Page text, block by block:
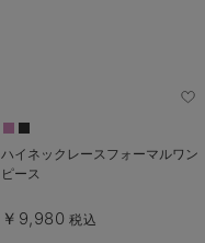
ハイネックレースフォーマルワン
ピース
￥9,980 税込